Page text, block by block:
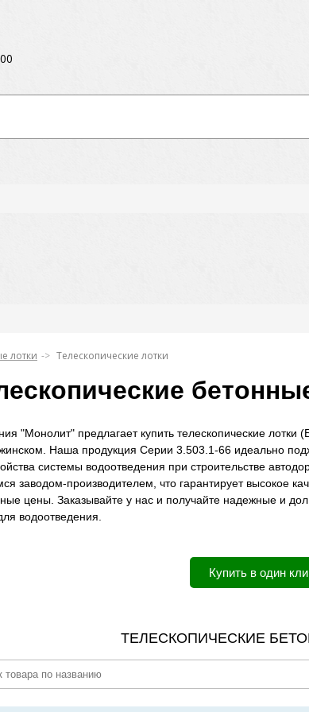
лотки Телескопические лотки
"Монолит" предлагает купить телескопические лотки
Наша продукция Серии 3.503.1-66 идеально
системы водоотведения при строительстве
заводом-производителем, что гарантирует высокое
цены. Заказывайте у нас и получайте надежные и
водоотведения.
Купить в один
ТЕЛЕСКОПИЧЕСКИЕ